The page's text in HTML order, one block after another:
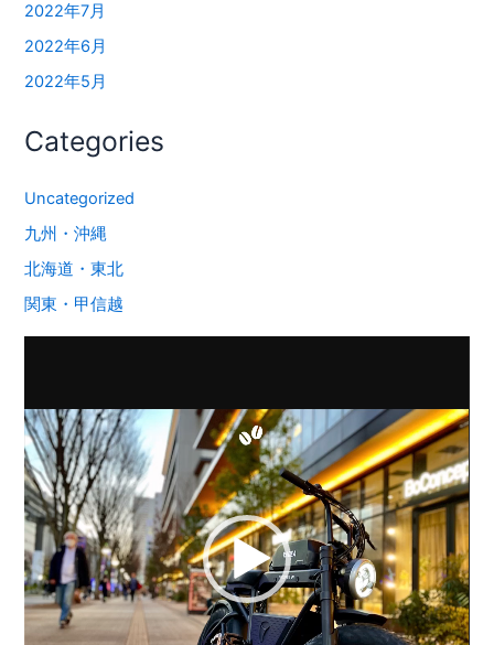
2022年7月
2022年6月
2022年5月
Categories
Uncategorized
九州・沖縄
北海道・東北
関東・甲信越
プ
レ
ー
ヤ
ー